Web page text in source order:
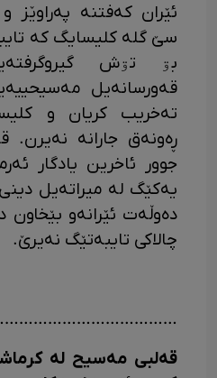
ئێران کەفتنە
سێ گلە کلیسایگ کە
بۊ تۊش
قەورسانەیل
تەخریب کریان و
ڕەونەق جارانە
جوور ئاخرین یادگار
یەکێگ لە میراتەیل
دەوڵەت ئێرانەو بێخاون
چالاکی تایبەتێگ نەیرێ.
قەلبی مەسیح لە